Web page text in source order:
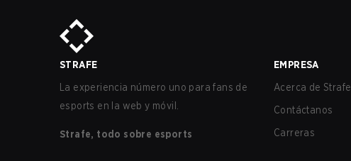
STRAFE
La experiencia número uno para fans de
esports en la web y móvil.
Strafe, todo sobre esports
EMPRESA
Acerca de Strafe
Contáctanos
Carreras